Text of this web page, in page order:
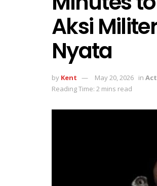
Aksi
Nyata
by Kent May 20, 2026 in
Reading Time: 2 mins read